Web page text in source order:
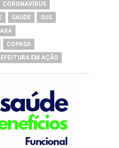
CORONAVÍRUS
SAÚDE
SUS
COPASA
EM AÇÃO